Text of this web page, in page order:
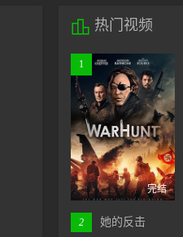
 热门视频
完结
1
2 她的反击